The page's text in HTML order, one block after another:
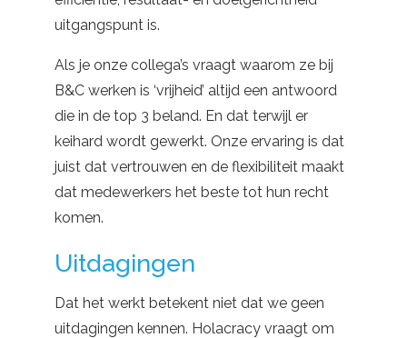
uitgangspunt is.
Als je onze collega’s vraagt waarom ze bij
B&C werken is ‘vrijheid’ altijd een antwoord
die in de top 3 beland. En dat terwijl er
keihard wordt gewerkt. Onze ervaring is dat
juist dat vertrouwen en de flexibiliteit maakt
dat medewerkers het beste tot hun recht
komen.
Uitdagingen
Dat het werkt betekent niet dat we geen
uitdagingen kennen. Holacracy vraagt om